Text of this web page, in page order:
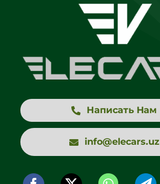
Написать Нам
info@elecars.uz